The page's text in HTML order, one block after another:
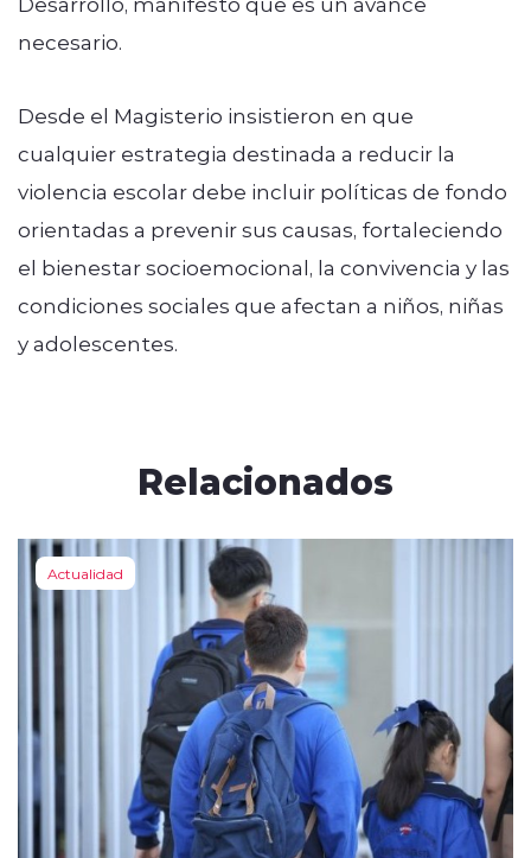
necesario.
Desde el Magisterio insistieron en que
cualquier estrategia destinada a reducir la
violencia escolar debe incluir políticas de fondo
orientadas a prevenir sus causas, fortaleciendo
el bienestar socioemocional, la convivencia y las
condiciones sociales que afectan a niños, niñas
y adolescentes.
Relacionados
Actualidad